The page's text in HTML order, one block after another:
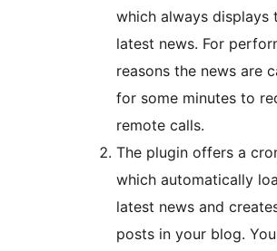
which always displays
latest news. For
reasons the news are
for some minutes to
remote calls.
The plugin offers a
which automatically
latest news and
posts in your blog. You